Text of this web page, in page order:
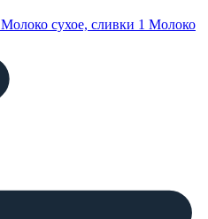
Молоко сухое, сливки 1 Молоко